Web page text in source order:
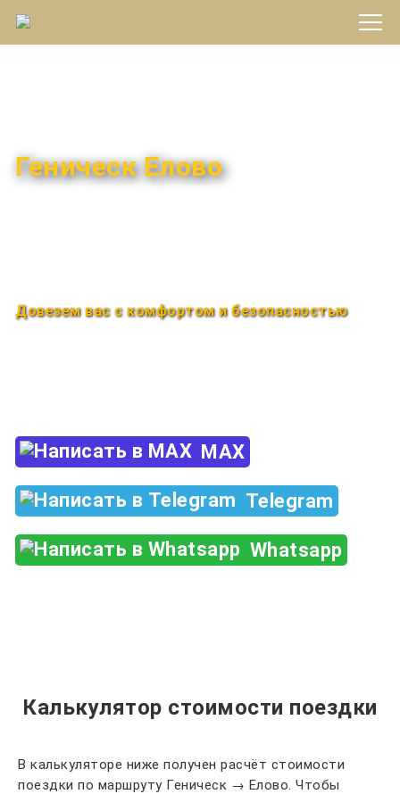
Геническ Елово
Довезем вас с комфортом и безопасностью
MAX
Telegram
Whatsapp
Калькулятор стоимости поездки
В калькуляторе ниже получен расчёт стоимости
поездки по маршруту Геническ → Елово. Чтобы